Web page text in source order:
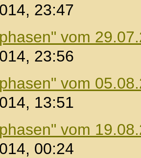
23:47
vom
23:56
vom
13:51
vom
00:24